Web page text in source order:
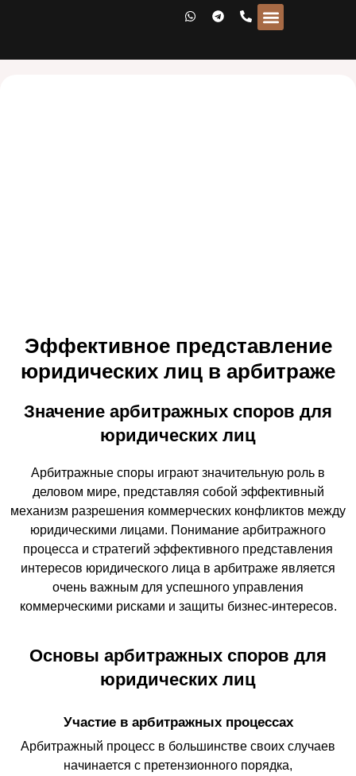
Эффективное представление
юридических лиц в арбитраже
Значение арбитражных споров для
юридических лиц
Арбитражные споры играют значительную роль в
деловом мире, представляя собой эффективный
механизм разрешения коммерческих конфликтов между
юридическими лицами. Понимание арбитражного
процесса и стратегий эффективного представления
интересов юридического лица в арбитраже является
очень важным для успешного управления
коммерческими рисками и защиты бизнес-интересов.
Основы арбитражных споров для
юридических лиц
Участие в арбитражных процессах
Арбитражный процесс в большинстве своих случаев
начинается с претензионного порядка,